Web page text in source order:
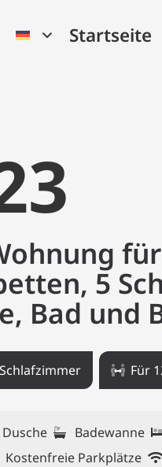
Startseite
5
Bad und
Schlafzimmer Für
Dusche Badewanne
Kostenfreie Parkplätze